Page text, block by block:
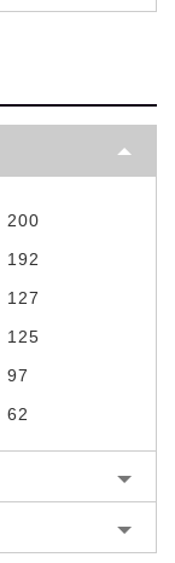
200
192
127
125
97
62